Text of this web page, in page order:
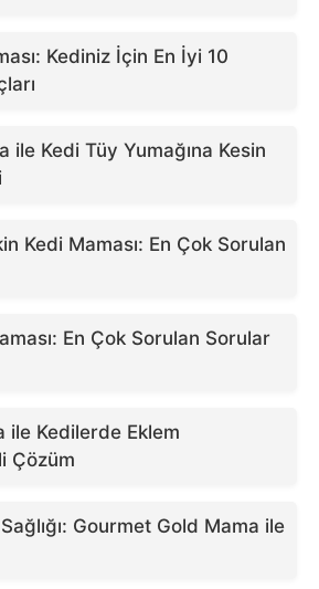
Kediniz İçin En İyi 10
ile Kedi Tüy Yumağına Kesin
Kedi Maması: En Çok Sorulan
En Çok Sorulan Sorular
ile Kedilerde Eklem
Çözüm
Gourmet Gold Mama ile